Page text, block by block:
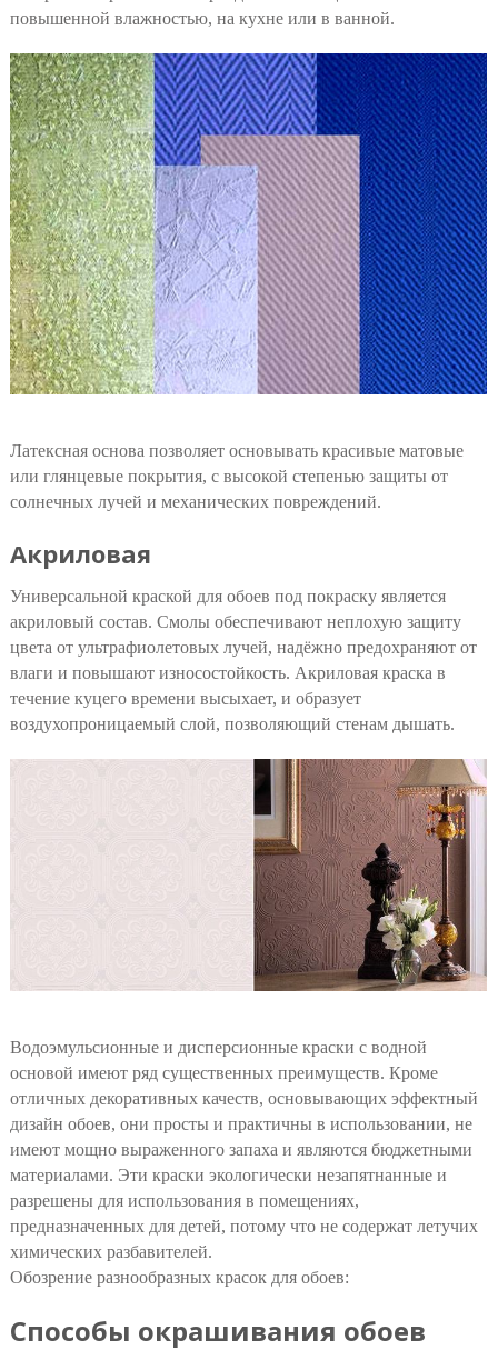
повышенной влажностью, на кухне или в ванной.
Латексная основа позволяет основывать красивые матовые
или глянцевые покрытия, с высокой степенью защиты от
солнечных лучей и механических повреждений.
Акриловая
Универсальной краской для обоев под покраску является
акриловый состав. Смолы обеспечивают неплохую защиту
цвета от ультрафиолетовых лучей, надёжно предохраняют от
влаги и повышают износостойкость. Акриловая краска в
течение куцего времени высыхает, и образует
воздухопроницаемый слой, позволяющий стенам дышать.
Водоэмульсионные и дисперсионные краски с водной
основой имеют ряд существенных преимуществ. Кроме
отличных декоративных качеств, основывающих эффектный
дизайн обоев, они просты и практичны в использовании, не
имеют мощно выраженного запаха и являются бюджетными
материалами. Эти краски экологически незапятнанные и
разрешены для использования в помещениях,
предназначенных для детей, потому что не содержат летучих
химических разбавителей.
Обозрение разнообразных красок для обоев:
Способы окрашивания обоев